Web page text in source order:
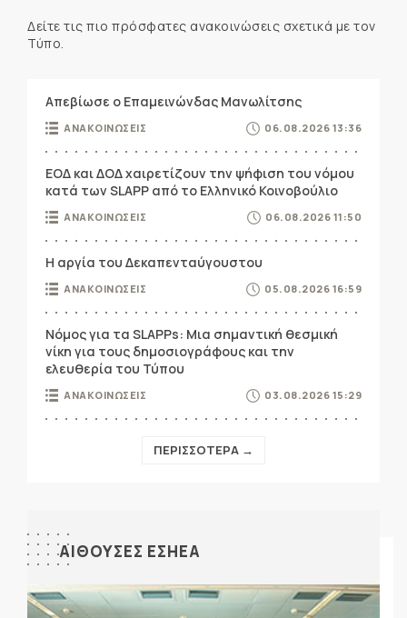
Δείτε τις πιο πρόσφατες ανακοινώσεις σχετικά με τον
Τύπο.
Απεβίωσε ο Επαμεινώνδας Μανωλίτσης
ΑΝΑΚΟΙΝΩΣΕΙΣ 06.08.2026 13:36
ΕΟΔ και ΔΟΔ χαιρετίζουν την ψήφιση του νόμου
κατά των SLAPP από το Ελληνικό Κοινοβούλιο
ΑΝΑΚΟΙΝΩΣΕΙΣ 06.08.2026 11:50
Η αργία του Δεκαπενταύγουστου
ΑΝΑΚΟΙΝΩΣΕΙΣ 05.08.2026 16:59
Νόμος για τα SLAPPs: Μια σημαντική θεσμική
νίκη για τους δημοσιογράφους και την
ελευθερία του Τύπου
ΑΝΑΚΟΙΝΩΣΕΙΣ 03.08.2026 15:29
ΠΕΡΙΣΣΟΤΕΡΑ →
ΑΙΘΟΥΣΕΣ ΕΣΗΕΑ